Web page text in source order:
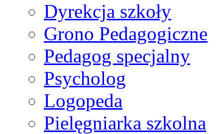
Dyrekcja szkoły
Grono Pedagogiczne
Pedagog specjalny
Psycholog
Logopeda
Pielęgniarka szkolna